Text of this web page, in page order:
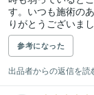
す。いつも施術の
りがとうございまし
参考になった
出品者からの返信を読